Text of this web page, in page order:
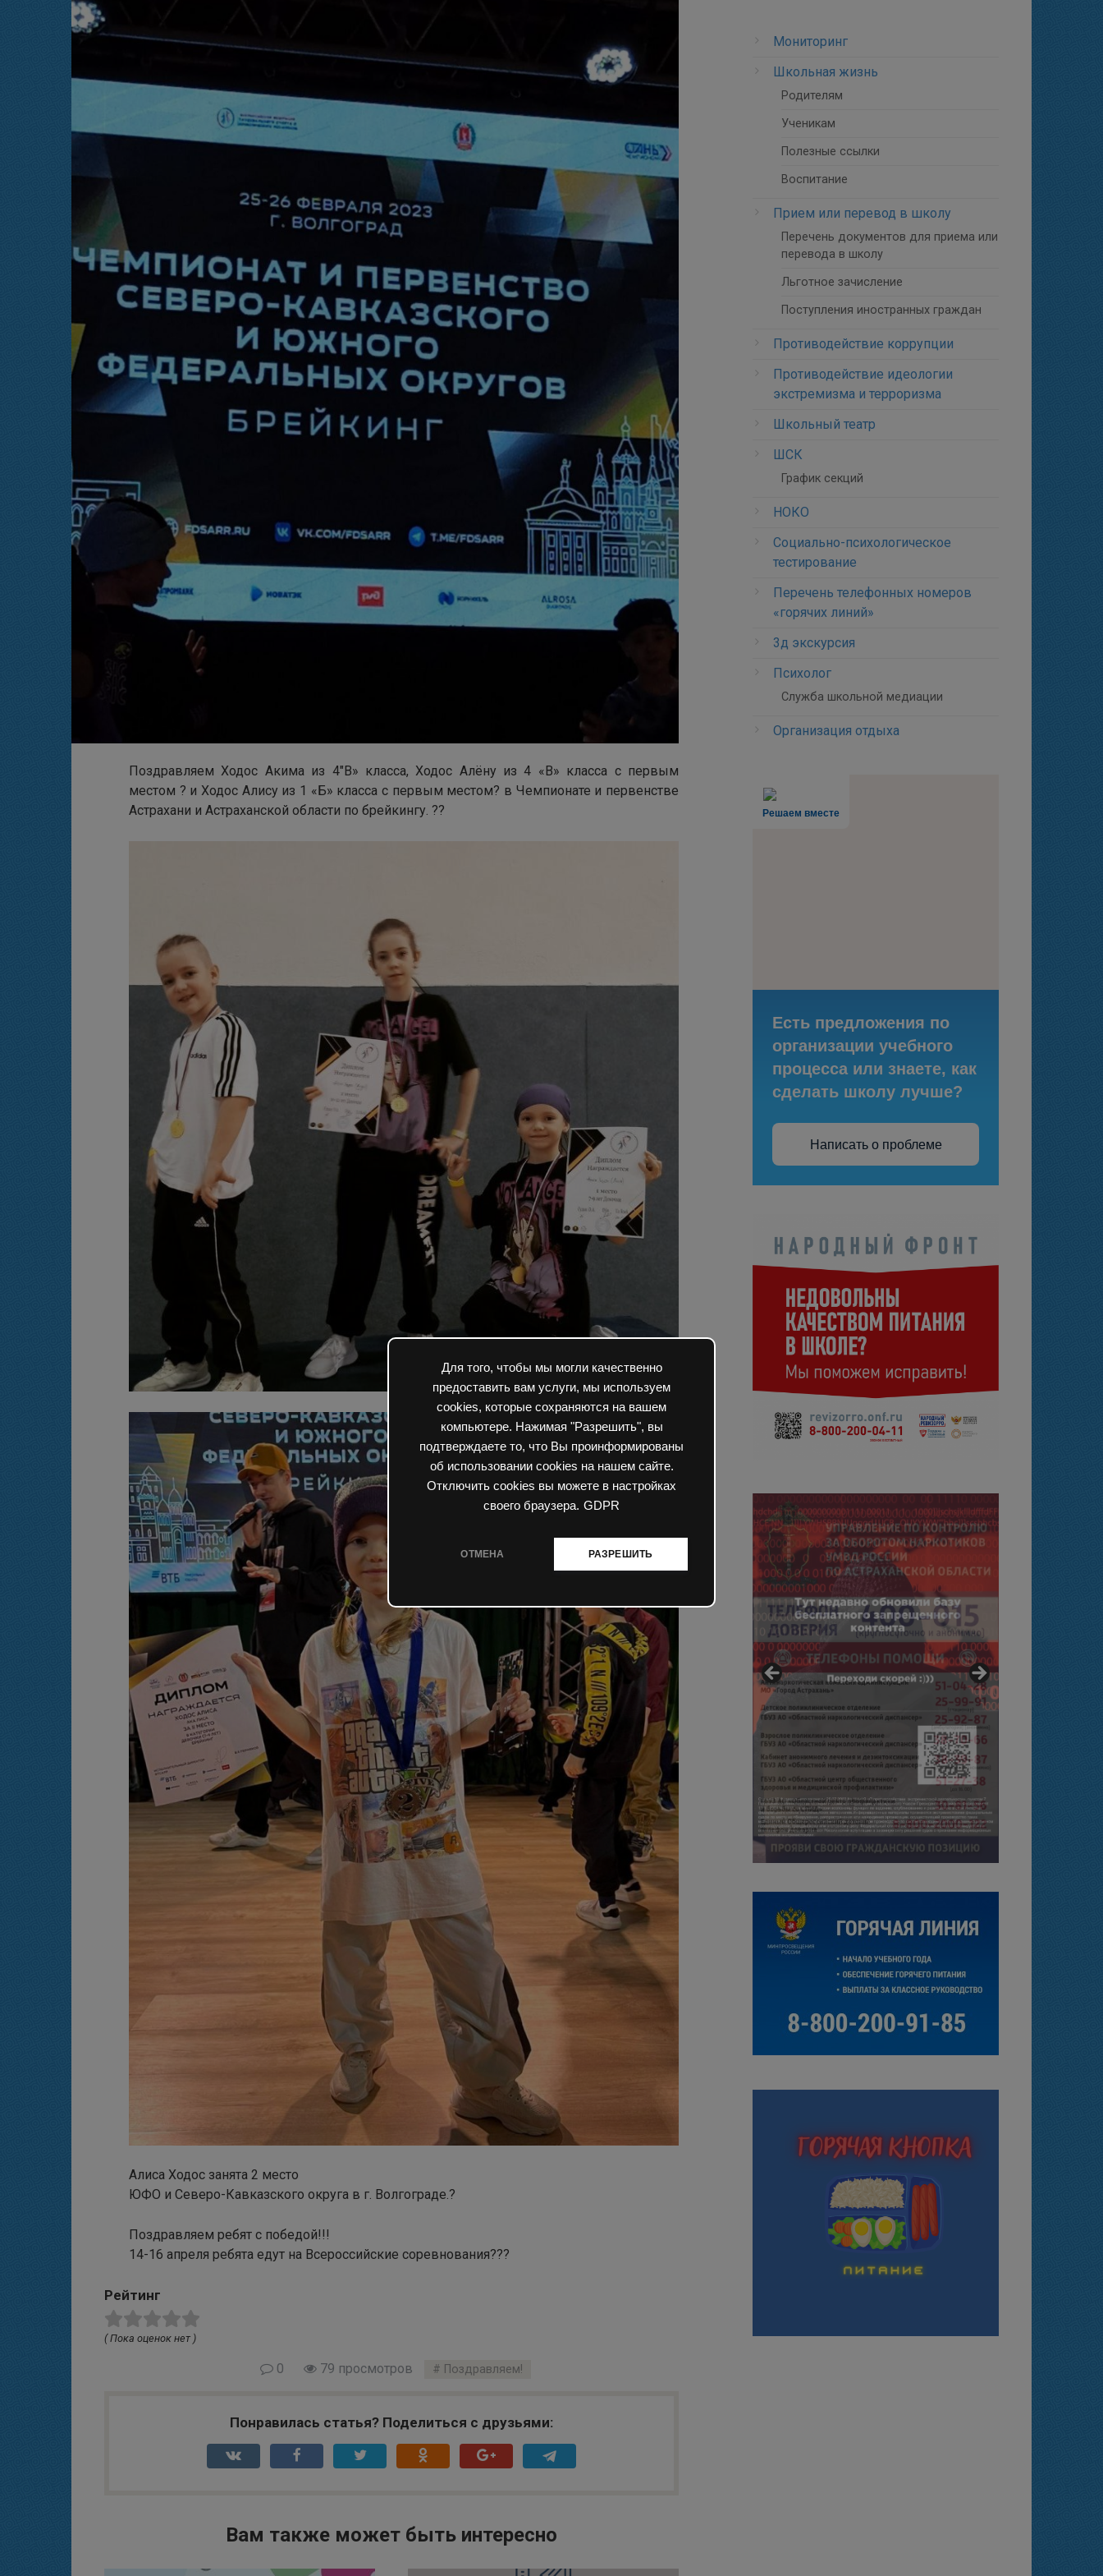
Для того, чтобы мы могли качественно
предоставить вам услуги, мы используем
cookies, которые сохраняются на вашем
компьютере. Нажимая "Разрешить", вы
подтверждаете то, что Вы проинформированы
об использовании cookies на нашем сайте.
Отключить cookies вы можете в настройках
своего браузера. GDPR
ОТМЕНА РАЗРЕШИТЬ
Поздравляем Ходос Акима из 4″В» класса, Ходос Алёну из 4 «В» класса с первым
местом ? и Ходос Алису из 1 «Б» класса с первым местом? в Чемпионате и первенстве
Астрахани и Астраханской области по брейкингу. ??
Алиса Ходос занята 2 место
ЮФО и Северо-Кавказского округа в г. Волгограде.?
Поздравляем ребят с победой!!!
14-16 апреля ребята едут на Всероссийские соревнования???
Рейтинг
( Пока оценок нет )
0 79 просмотров Поздравляем!
Понравилась статья? Поделиться с друзьями:
Вам также может быть интересно
Мониторинг
Школьная жизнь
Родителям
Ученикам
Полезные ссылки
Воспитание
Прием или перевод в школу
Перечень документов для приема или
перевода в школу
Льготное зачисление
Поступления иностранных граждан
Противодействие коррупции
Противодействие идеологии
экстремизма и терроризма
Школьный театр
ШСК
График секций
НОКО
Социально-психологическое
тестирование
Перечень телефонных номеров
«горячих линий»
3д экскурсия
Психолог
Служба школьной медиации
Организация отдыха
Решаем вместе
Есть предложения по
организации учебного
процесса или знаете, как
сделать школу лучше?
Написать о проблеме